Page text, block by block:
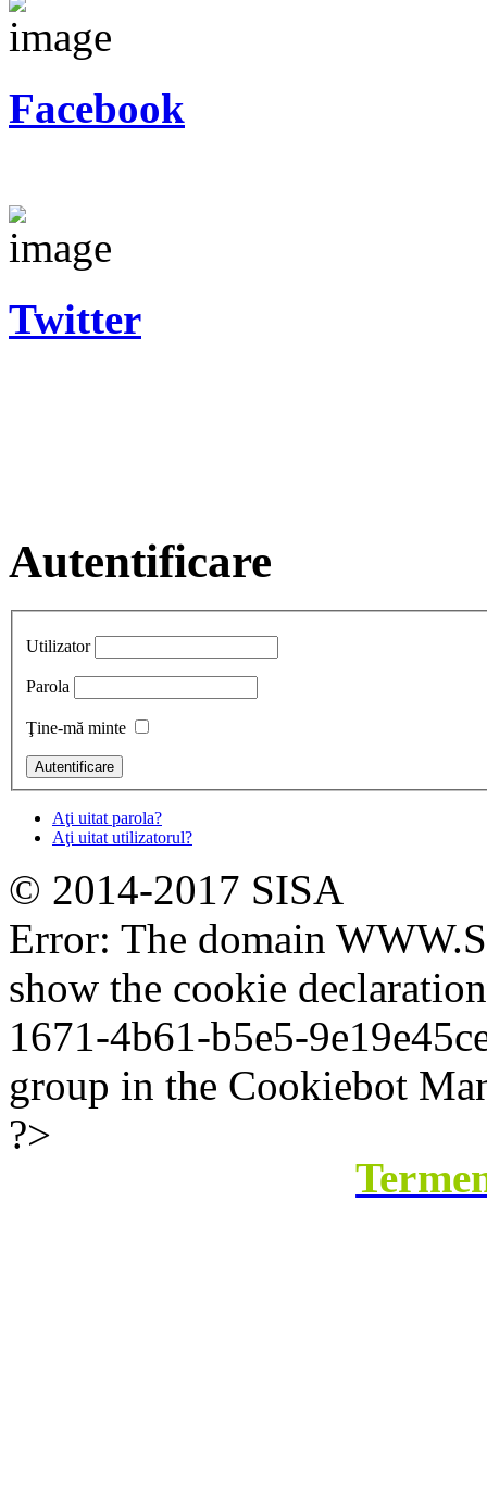
Facebook
Twitter
Autentificare
Utilizator
Parola
Ţine-mă minte
Aţi uitat parola?
Aţi uitat utilizatorul?
© 2014-2017 SISA
Error: The domain
show the cookie
1671-4b61-b5e5-
group in the Cookiebot
?>